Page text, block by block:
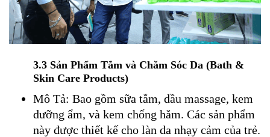
3.3 Sản Phẩm Tắm và Chăm Sóc Da (Bath &
Skin Care Products)
Mô Tả: Bao gồm sữa tắm, dầu massage, kem
dưỡng ẩm, và kem chống hăm. Các sản phẩm
này được thiết kế cho làn da nhạy cảm của trẻ.